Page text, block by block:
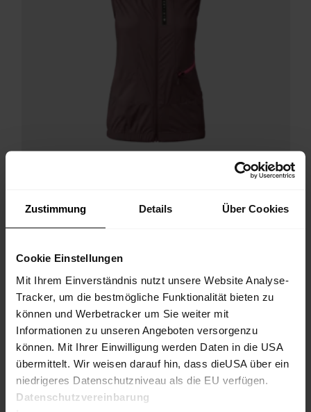
Zustimmung Details Über Cookies
Cookie Einstellungen
Mit Ihrem Einverständnis nutzt unsere Website Analyse-
Tracker, um die bestmögliche Funktionalität bieten zu
können und Werbetracker um Sie weiter mit
Informationen zu unseren Angeboten versorgenzu
können. Mit Ihrer Einwilligung werden Daten in die USA
übermittelt. Wir weisen darauf hin, dass dieUSA über ein
niedrigeres Datenschutzniveau als die EU verfügen.
Datenschutzvereinbarung
Hillclimb WB Hybrid Vest W
Damen-Hybridweste für windige Tage beim Running und Biken
€ 199.9025% € 149.93